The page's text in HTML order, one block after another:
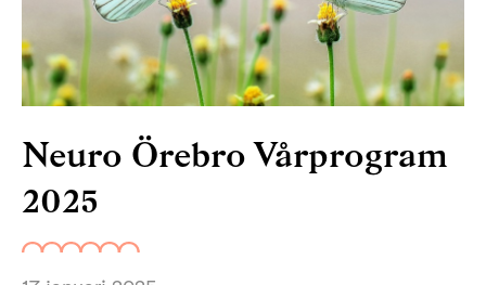
Neuro Örebro Vårprogram
2025